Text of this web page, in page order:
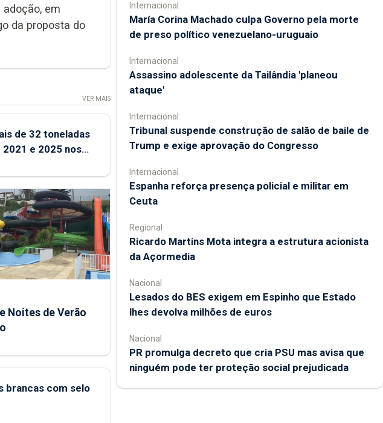
em
da proposta do
VER MAIS
de 32 toneladas
e 2025 nos
Noites de Verão
brancas com selo
Internacional
María Corina Machado culpa Governo pela morte
de preso político venezuelano-uruguaio
Internacional
Assassino adolescente da Tailândia 'planeou
ataque'
Internacional
Tribunal suspende construção de salão de baile de
Trump e exige aprovação do Congresso
Internacional
Espanha reforça presença policial e militar em
Ceuta
Regional
Ricardo Martins Mota integra a estrutura acionista
da Açormedia
Nacional
Lesados do BES exigem em Espinho que Estado
lhes devolva milhões de euros
Nacional
PR promulga decreto que cria PSU mas avisa que
ninguém pode ter proteção social prejudicada